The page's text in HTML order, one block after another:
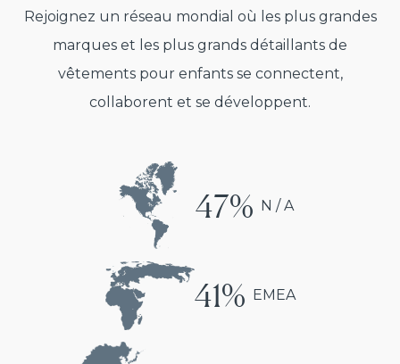
Rejoignez un réseau mondial où les plus grandes
marques et les plus grands détaillants de
vêtements pour enfants se connectent,
collaborent et se développent.
47% N / A
41% EMEA